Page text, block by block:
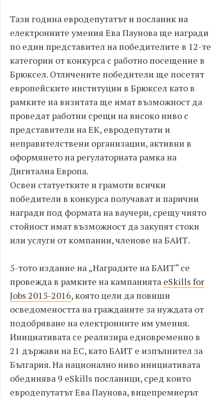
Тази година евродепутатът и посланик на
електронните умения Ева Паунова ще награди
по един представител на победителите в 12-те
категории от конкурса с работно посещение в
Брюксел. Отличените победители ще посетят
европейските институции в Брюксел като в
рамките на визитата ще имат възможност да
проведат работни срещи на високо ниво с
представители на ЕК, евродепутати и
неправителствени организации, активни в
оформянето на регулаторната рамка на
Дигитална Европа.
Освен статуетките и грамоти всички
победители в конкурса получават и парични
награди под формата на ваучери, срещу чиято
стойност имат възможност да закупят стоки
или услуги от компании, членове на БАИТ.
5-тото издание на „Наградите на БАИТ“ се
провежда в рамките на кампанията eSkills for
Jobs 2015-2016, която цели да повиши
осведомеността на гражданите за нуждата от
подобряване на електронните им умения.
Инициативата се реализира едновременно в
21 държави на ЕС, като БАИТ е изпълнител за
България. На национално ниво инициативата
обединява 9 eSkills посланици, сред които
евродепутатът Ева Паунова, вицепремиерът